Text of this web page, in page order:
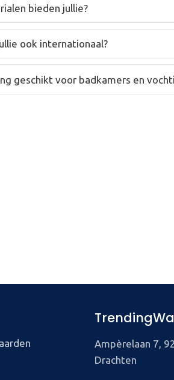
bieden jullie?
ook internationaal?
geschikt voor badkamers en
Ampèrelaan 7,
Drachten